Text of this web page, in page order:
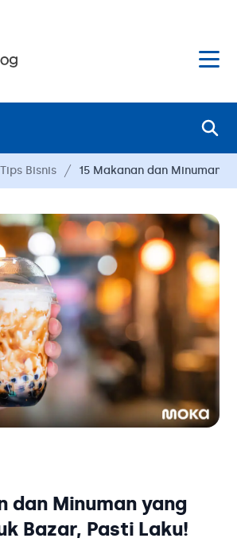
Tips Bisnis 15 Makanan dan Minuman
dan Minuman yang
Bazar, Pasti Laku!